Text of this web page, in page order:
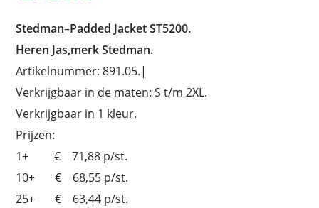
Stedman–Padded Jacket ST5200.
Heren Jas,merk Stedman.
Artikelnummer: 891.05.|
Verkrijgbaar in de maten: S t/m 2XL.
Verkrijgbaar in 1 kleur.
Prijzen:
1+ € 71,88 p/st.
10+ € 68,55 p/st.
25+ € 63,44 p/st.